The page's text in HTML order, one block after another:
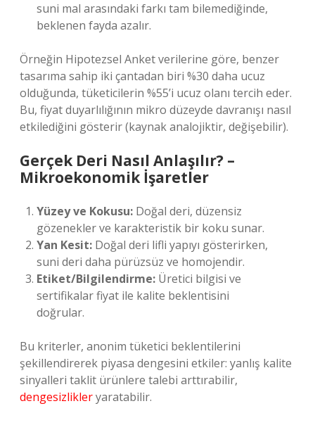
suni mal arasındaki farkı tam bilemediğinde,
beklenen fayda azalır.
Örneğin Hipotezsel Anket verilerine göre, benzer
tasarıma sahip iki çantadan biri %30 daha ucuz
olduğunda, tüketicilerin %55’i ucuz olanı tercih eder.
Bu, fiyat duyarlılığının mikro düzeyde davranışı nasıl
etkilediğini gösterir (kaynak analojiktir, değişebilir).
Gerçek Deri Nasıl Anlaşılır? –
Mikroekonomik İşaretler
Yüzey ve Kokusu: Doğal deri, düzensiz
gözenekler ve karakteristik bir koku sunar.
Yan Kesit: Doğal deri lifli yapıyı gösterirken,
suni deri daha pürüzsüz ve homojendir.
Etiket/Bilgilendirme: Üretici bilgisi ve
sertifikalar fiyat ile kalite beklentisini
doğrular.
Bu kriterler, anonim tüketici beklentilerini
şekillendirerek piyasa dengesini etkiler: yanlış kalite
sinyalleri taklit ürünlere talebi arttırabilir,
dengesizlikleryaratabilir.